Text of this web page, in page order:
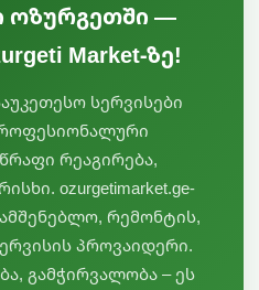
ოზურგეთში —
Market-ზე!
სერვისები
რეაგირება,
ozurgetimarket.ge-
რემონტის,
პროვაიდერი.
გამჭირვალობა – ეს